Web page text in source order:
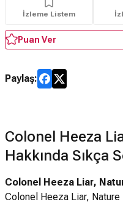
İzleme Listem
Puan Ver
Paylaş:
Colonel Heeza
Hakkında Sıkça
Colonel Heeza Liar,
Colonel Heeza Liar,